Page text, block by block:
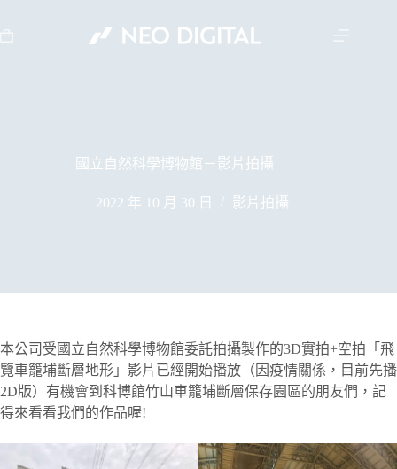
國立自然科學博物館－影片拍攝
2022 年 10 月 30 日 影片拍攝
本公司受國立自然科學博物館委託拍攝製作的3D實拍+空拍「飛
覽車籠埔斷層地形」影片已經開始播放（因疫情關係，目前先播
2D版）有機會到科博館竹山車籠埔斷層保存園區的朋友們，記
得來看看我們的作品喔!